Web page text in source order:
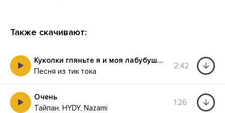
Также скачивают:
Куколки гляньте я и моя лабубушечка
Песня из тик тока
2:42
Очень
Тайпан, HYDY, Nazami
1:26